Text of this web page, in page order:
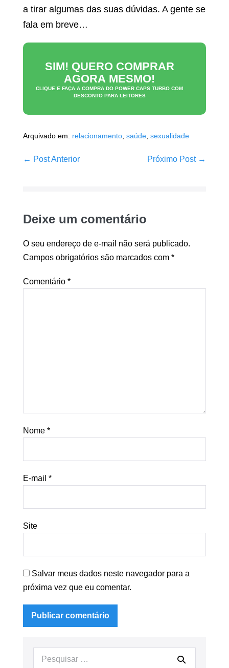
a tirar algumas das suas dúvidas. A gente se
fala em breve…
SIM! QUERO COMPRAR
AGORA MESMO!
CLIQUE E FAÇA A COMPRA DO POWER CAPS TURBO COM
DESCONTO PARA LEITORES
Arquivado em: relacionamento saúde sexualidade
Navegação
← Post Anterior Próximo Post →
Deixe um comentário
O seu endereço de e-mail não será publicado.
Campos obrigatórios são marcados com *
Comentário *
Nome *
E-mail *
Site
Salvar meus dados neste navegador para a
próxima vez que eu comentar.
Procurar: